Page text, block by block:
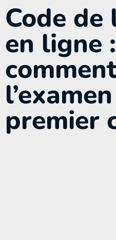
Code
en ligne :
premier